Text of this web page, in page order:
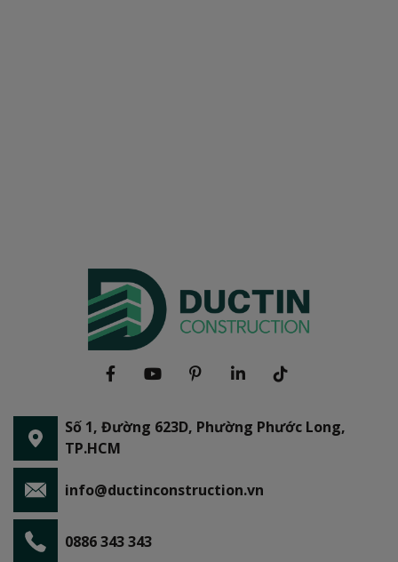
Số 1, Đường 623D, Phường Phước Long,
TP.HCM
info@ductinconstruction.vn
0886 343 343